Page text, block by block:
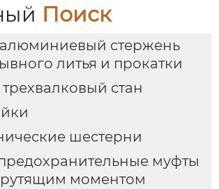
Поиск
алюминиевый стержень
литья и прокатки
стан
шестерни
муфты
моментом